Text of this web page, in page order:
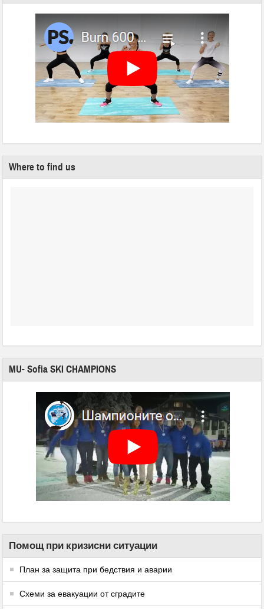
Where to find us
MU- Sofia SKI CHAMPIONS
Помощ при кризисни ситуации
План за защита при бедствия и аварии
Схеми за евакуации от сградите